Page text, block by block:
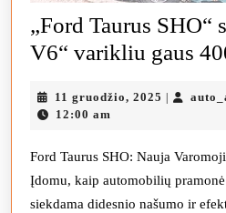
„Ford Taurus SHO“
V6“ varikliu gaus
11 gruodžio, 2025 11
12:00 am
Ford Taurus SHO: Nauja
Įdomu, kaip automobilių
siekdama didesnio našumo ir